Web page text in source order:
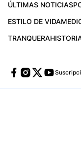
ÚLTIMAS NOTICIAS
ESTILO DE VIDA
TRANQUERA